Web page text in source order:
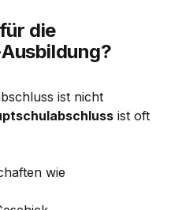
die
ist nicht
ist oft
wie